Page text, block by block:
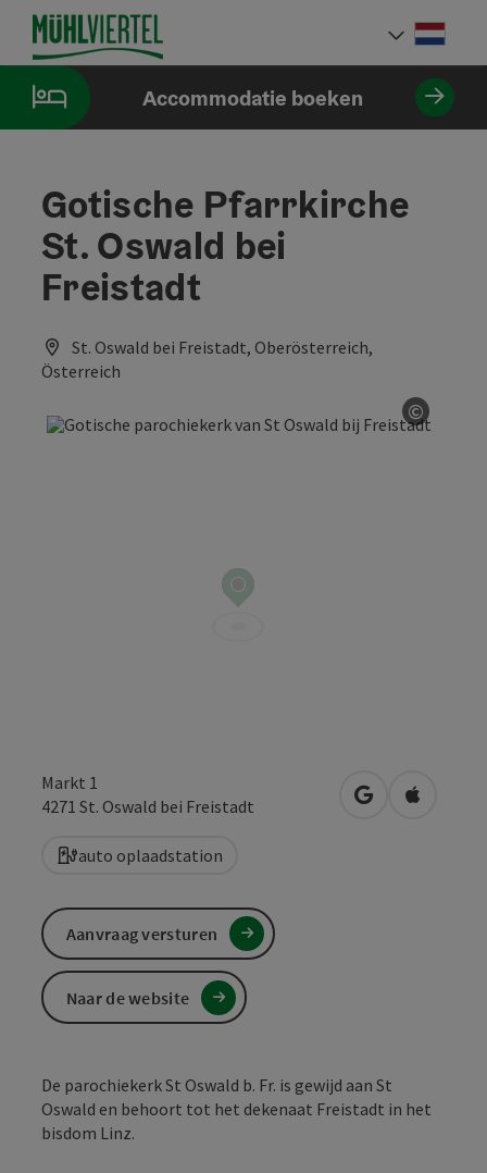
InhoudAccesskey
[0]
NavigatieAccesskey
[1]
PaginabeginAccesskey
[2]
Accommodatie boeken
Gotische Pfarrkirche
St. Oswald bei
Freistadt
St. Oswald bei Freistadt, Oberösterreich,
Österreich
©
Start
Markt 1
4271 St. Oswald bei Freistadt Openen inOpenen
auto oplaadstation
De parochiekerk St Oswald b. Fr. is gewijd aan St
Oswald en behoort tot het dekenaat Freistadt in het
bisdom Linz.
Aanvraag versturen
Naar de website